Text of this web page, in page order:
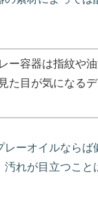
ー容器は指紋や
た目が気になる
レーオイルならば
汚れが目立つこと